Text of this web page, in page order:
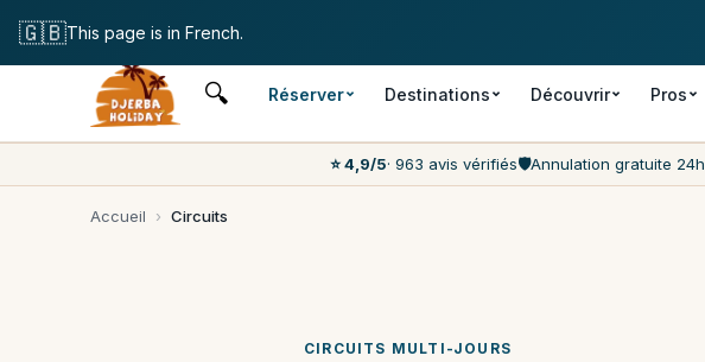
🔍 Réserver Destinations Découvrir Pros
⭐ 4,9/5· 963 avis vérifiés🛡️Annulation gratuite 24h
Accueil › Circuits
CIRCUITS MULTI-JOURS
🇬🇧This page is in French.